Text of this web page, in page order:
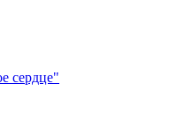
сердце"